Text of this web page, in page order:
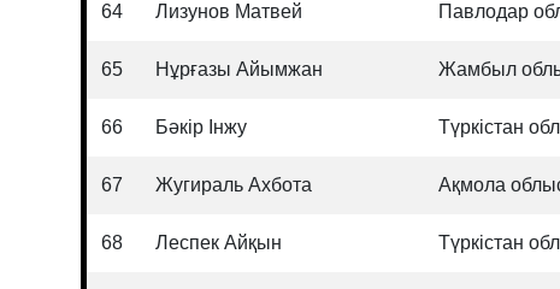
64 Лизунов Матвей Павлодар
65 Нұрғазы Айымжан Жамбыл
66 Бәкір Інжу Түркістан
67 Жугираль Ахбота Ақмола
68 Леспек Айқын Түркістан